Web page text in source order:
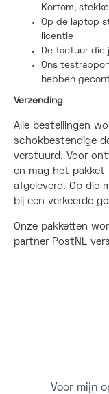
Kortom,
Op de laptop
licentie
De factuur die
Ons
hebben
Verzending
Alle bestellingen
schokbestendige
verstuurd. Voor
en mag het pakket
afgeleverd. Op die
bij een verkeerde
Onze pakketten
partner PostNL
Voor mijn